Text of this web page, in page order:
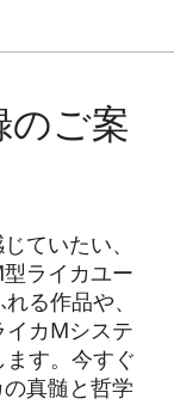
のご案
ていたい、
ライカユー
る作品や、
カMシステ
す。今すぐ
真髄と哲学